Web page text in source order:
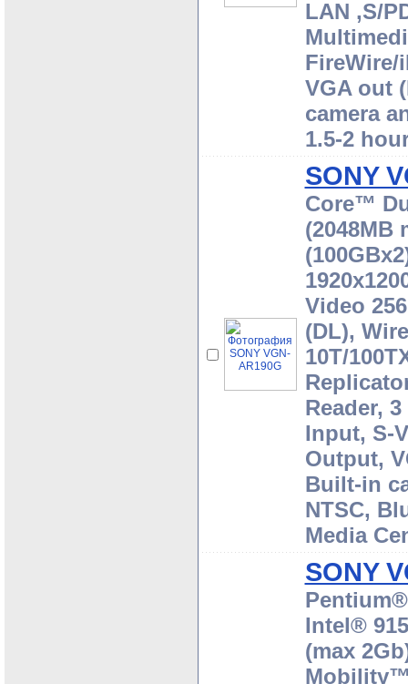
LAN ,S/
FireWire/
VGA out
camera
1.5-2
SONY
Core™
(2048MB
Video
(DL),
10T/
Reader,
Input, S-
Output,
Built-in
NTSC,
Media
SONY
Pentium®
Intel®
(max
Mobility™